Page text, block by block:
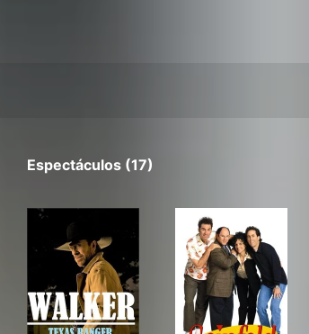
Espectáculos (17)